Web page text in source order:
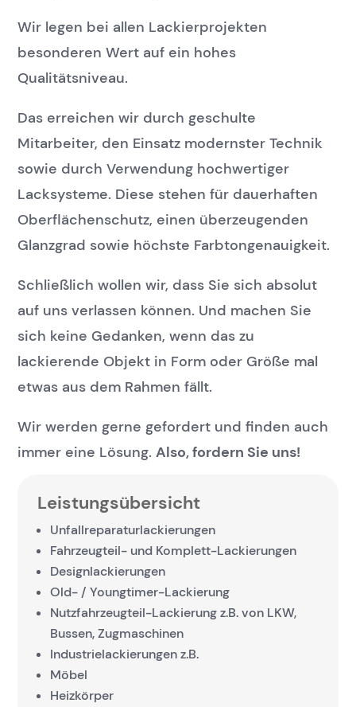
Wir legen bei allen Lackierprojekten
besonderen Wert auf ein hohes
Qualitätsniveau.
Das erreichen wir durch geschulte
Mitarbeiter, den Einsatz modernster Technik
sowie durch Verwendung hochwertiger
Lacksysteme. Diese stehen für dauerhaften
Oberflächenschutz, einen überzeugenden
Glanzgrad sowie höchste Farbtongenauigkeit.
Schließlich wollen wir, dass Sie sich absolut
auf uns verlassen können. Und machen Sie
sich keine Gedanken, wenn das zu
lackierende Objekt in Form oder Größe mal
etwas aus dem Rahmen fällt.
Wir werden gerne gefordert und finden auch
immer eine Lösung.Also, fordern Sie uns!
Leistungsübersicht
Unfallreparaturlackierungen
Fahrzeugteil- und Komplett-Lackierungen
Designlackierungen
Old- / Youngtimer-Lackierung
Nutzfahrzeugteil-Lackierung z.B. von LKW,
Bussen, Zugmaschinen
Industrielackierungen z.B.
Möbel
Heizkörper